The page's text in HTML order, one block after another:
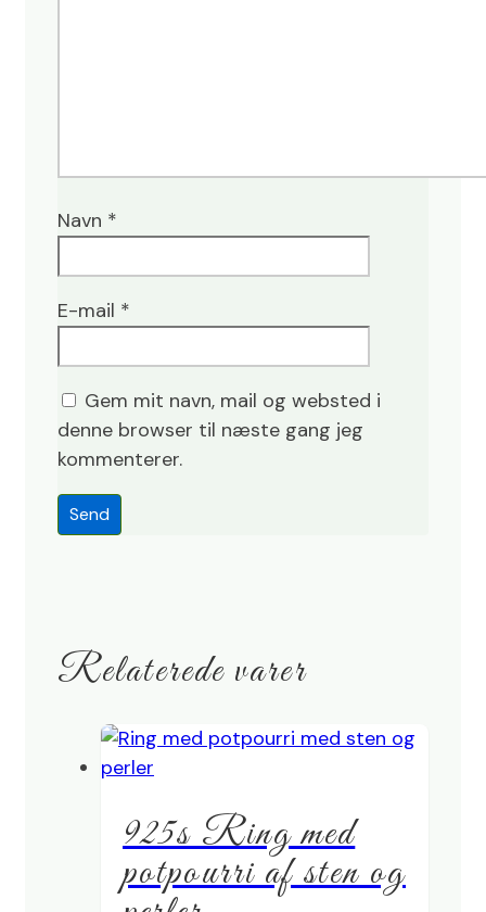
Navn *
E-mail *
Gem mit navn, mail og websted i
denne browser til næste gang jeg
kommenterer.
Relaterede varer
925s Ring med
potpourri af sten og